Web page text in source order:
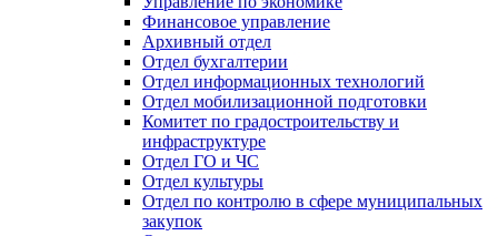
Финансовое управление
Архивный отдел
Отдел бухгалтерии
Отдел информационных технологий
Отдел мобилизационной подготовки
Комитет по градостроительству и
инфраструктуре
Отдел ГО и ЧС
Отдел культуры
Отдел по контролю в сфере муниципальных
закупок